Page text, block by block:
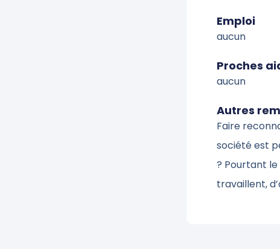
Emploi
aucun
Proches
aucun
Autres
Faire
société est
? Pourtant
travaillent,